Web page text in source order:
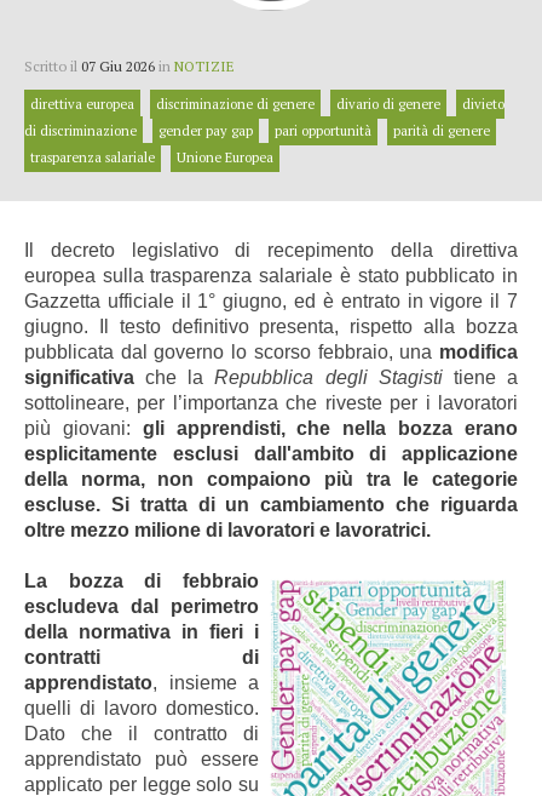
Scritto il 07 Giu 2026 in NOTIZIE
direttiva europea discriminazione di genere divario di genere
divieto
di discriminazione
gender pay gap pari opportunità
parità di genere
trasparenza salariale
Unione Europea
Il decreto legislativo di recepimento della direttiva
europea sulla trasparenza salariale è stato pubblicato in
Gazzetta ufficiale il 1° giugno, ed è entrato in vigore il 7
giugno. Il testo definitivo presenta, rispetto alla bozza
pubblicata dal governo lo scorso febbraio, una modifica
significativa che laRepubblica degli Stagistitiene a
sottolineare, per l’importanza che riveste per i lavoratori
più giovani: gli apprendisti, che nella bozza erano
esplicitamente esclusi dall'ambito di applicazione
della norma, non compaiono più tra le categorie
escluse. Si tratta di un cambiamento che riguarda
oltre mezzo milione di lavoratori e lavoratrici.
La bozza di febbraio
escludeva dal perimetro
della normativa in fieri i
contratti di
apprendistato, insieme a
quelli di lavoro domestico.
Dato che il contratto di
apprendistato può essere
applicato per legge solo su